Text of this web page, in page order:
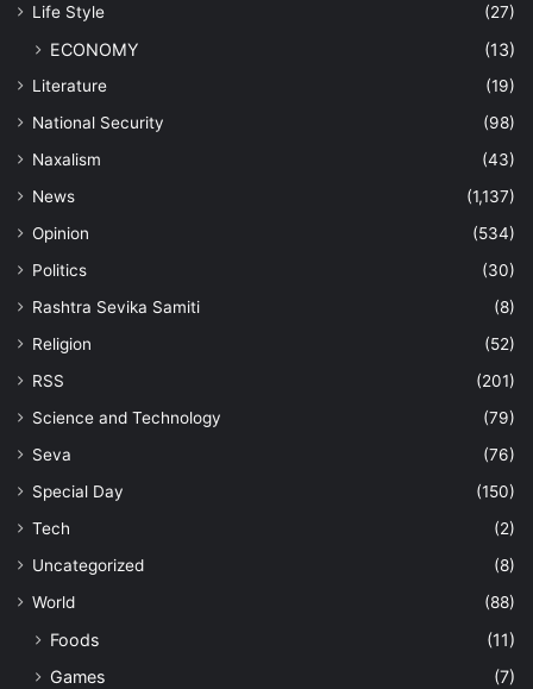
Life Style
(27)
ECONOMY (13)
Literature
(19)
National Security
(98)
Naxalism
(43)
News
(1,137)
Opinion
(534)
Politics
(30)
Rashtra Sevika Samiti
(8)
Religion
(52)
RSS
(201)
Science and Technology
(79)
Seva
(76)
Special Day
(150)
Tech
(2)
Uncategorized
(8)
World
(88)
Foods
(11)
Games
(7)